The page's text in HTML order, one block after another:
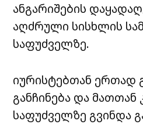
ანგარიშების
აღძრული სისხლის
საფუძველზე.
იურისტებთან ერთად
განჩინება და
საფუძველზე გვინდა